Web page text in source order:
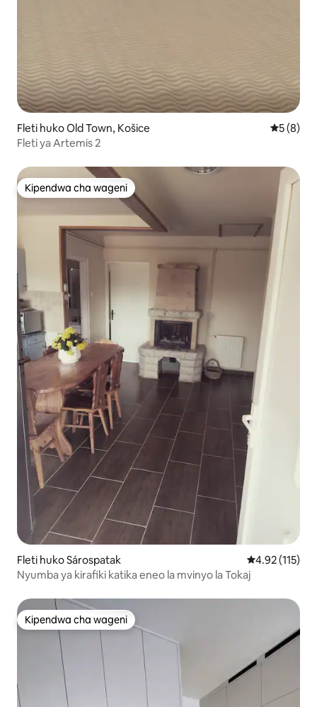
Fleti huko Old Town, Košice
5 (8)
Fleti ya Artemis 2
Kipendwa cha wageni
Kipendwa cha wageni
Fleti huko Sárospatak Ukadiriaji wa
4.92 (115)
Nyumba ya kirafiki katika eneo la mvinyo la Tokaj
Kipendwa cha wageni
Kipendwa cha wageni